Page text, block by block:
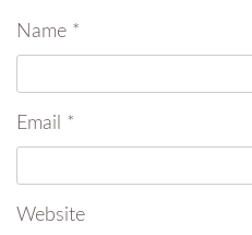
Name *
Email *
Website